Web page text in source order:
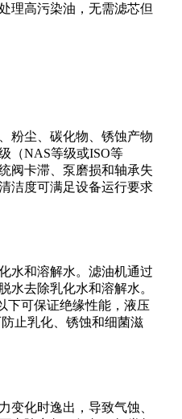
理高污染油，无需滤芯但
粉尘、碳化物、锈蚀产物
（NAS等级或ISO等
阀卡滞、泵磨损和轴承失
洁度可满足设备运行要求
水和溶解水。滤油机通过
水去除乳化水和溶解水。
下可保证绝缘性能，液压
止乳化、锈蚀和细菌滋
变化时逸出，导致气蚀、